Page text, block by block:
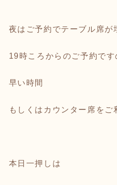
夜はご予約でテーブル席が
19時ころからのご予約です
早い時間
もしくはカウンター席をご
本日一押しは